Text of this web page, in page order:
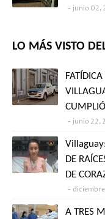
junio 02,
LO MÁS VISTO
junio 22,
DE
DE
A TRES